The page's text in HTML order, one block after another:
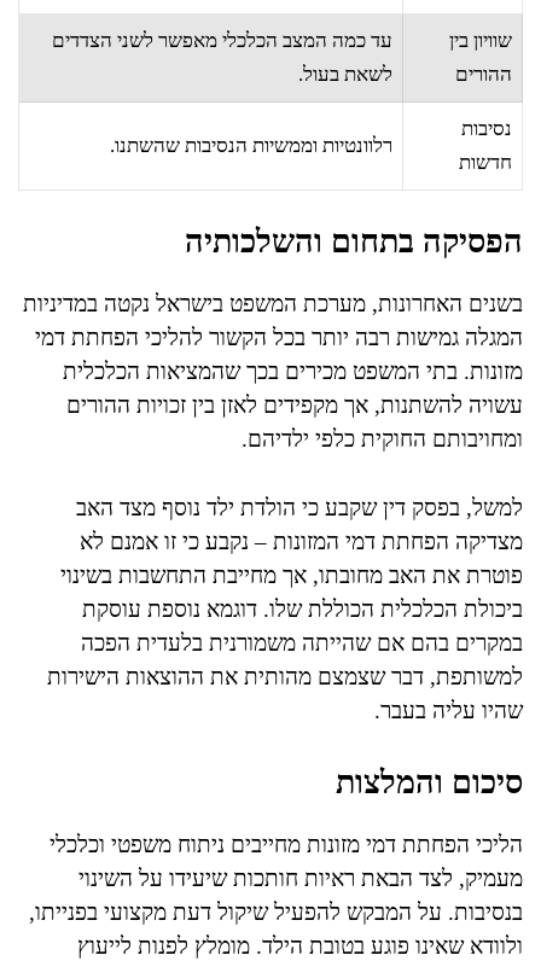
שוויון בין
ההורים
עד כמה המצב הכלכלי מאפשר לשני הצדדים
לשאת בעול.
נסיבות
חדשות
רלוונטיות וממשיות הנסיבות שהשתנו.
הפסיקה בתחום והשלכותיה
בשנים האחרונות, מערכת המשפט בישראל נקטה במדיניות
המגלה גמישות רבה יותר בכל הקשור להליכי הפחתת דמי
מזונות. בתי המשפט מכירים בכך שהמציאות הכלכלית
עשויה להשתנות, אך מקפידים לאזן בין זכויות ההורים
ומחויבותם החוקית כלפי ילדיהם.
למשל, בפסק דין שקבע כי הולדת ילד נוסף מצד האב
מצדיקה הפחתת דמי המזונות – נקבע כי זו אמנם לא
פוטרת את האב מחובתו, אך מחייבת התחשבות בשינוי
ביכולת הכלכלית הכוללת שלו. דוגמא נוספת עוסקת
במקרים בהם אם שהייתה משמורנית בלעדית הפכה
למשותפת, דבר שצמצם מהותית את ההוצאות הישירות
שהיו עליה בעבר.
סיכום והמלצות
הליכי הפחתת דמי מזונות מחייבים ניתוח משפטי וכלכלי
מעמיק, לצד הבאת ראיות חותכות שיעידו על השינוי
בנסיבות. על המבקש להפעיל שיקול דעת מקצועי בפנייתו,
ולוודא שאינו פוגע בטובת הילד. מומלץ לפנות לייעוץ